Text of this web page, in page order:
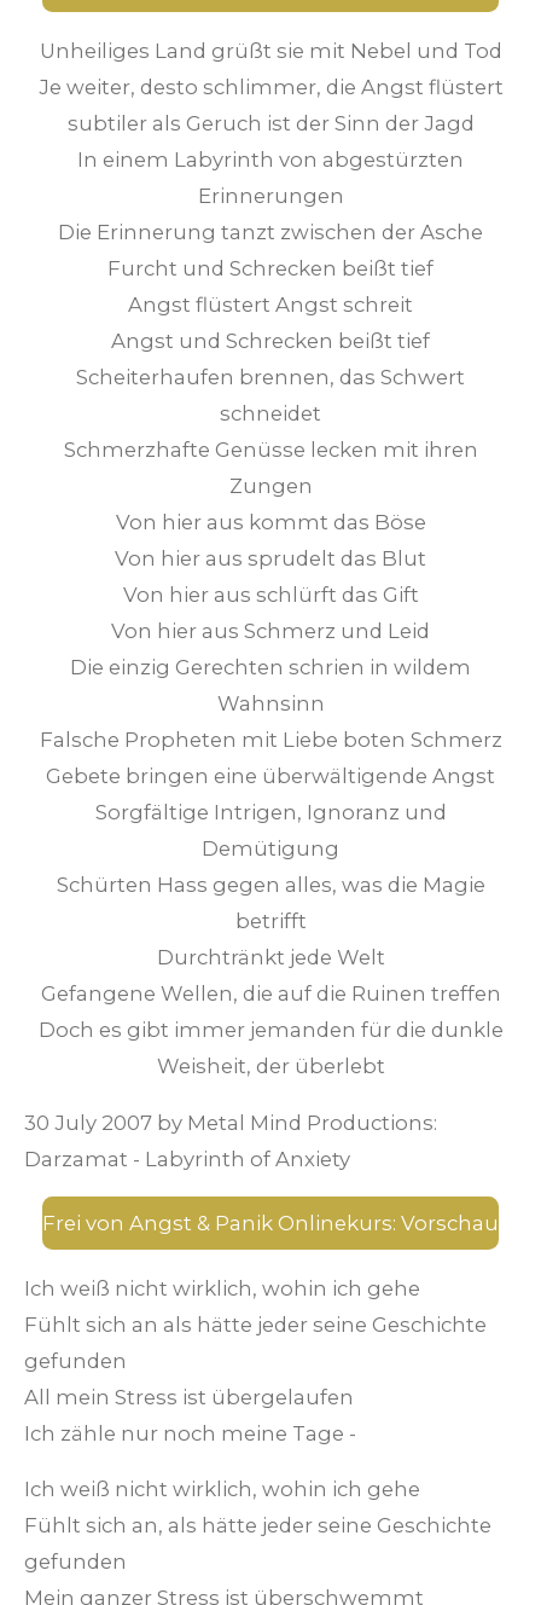
Unheiliges Land grüßt sie mit Nebel und Tod
Je weiter, desto schlimmer, die Angst flüstert
subtiler als Geruch ist der Sinn der Jagd
In einem Labyrinth von abgestürzten
Erinnerungen
Die Erinnerung tanzt zwischen der Asche
Furcht und Schrecken beißt tief
Angst flüstert Angst schreit
Angst und Schrecken beißt tief
Scheiterhaufen brennen, das Schwert
schneidet
Schmerzhafte Genüsse lecken mit ihren
Zungen
Von hier aus kommt das Böse
Von hier aus sprudelt das Blut
Von hier aus schlürft das Gift
Von hier aus Schmerz und Leid
Die einzig Gerechten schrien in wildem
Wahnsinn
Falsche Propheten mit Liebe boten Schmerz
Gebete bringen eine überwältigende Angst
Sorgfältige Intrigen, Ignoranz und
Demütigung
Schürten Hass gegen alles, was die Magie
betrifft
Durchtränkt jede Welt
Gefangene Wellen, die auf die Ruinen treffen
Doch es gibt immer jemanden für die dunkle
Weisheit, der überlebt
30 July 2007 by Metal Mind Productions:
Darzamat - Labyrinth of Anxiety
Frei von Angst & Panik Onlinekurs: Vorschau
Ich weiß nicht wirklich, wohin ich gehe
Fühlt sich an als hätte jeder seine Geschichte
gefunden
All mein Stress ist übergelaufen
Ich zähle nur noch meine Tage -
Ich weiß nicht wirklich, wohin ich gehe
Fühlt sich an, als hätte jeder seine Geschichte
gefunden
Mein ganzer Stress ist überschwemmt